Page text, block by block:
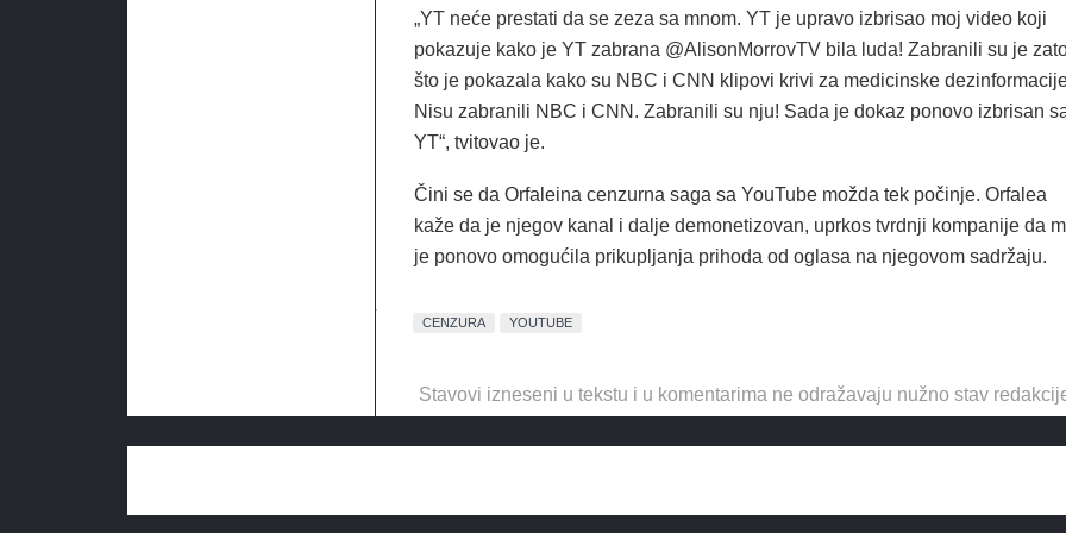
„YT neće prestati da se zeza sa mnom. YT je upravo izbrisao moj video koji
pokazuje kako je YT zabrana @AlisonMorrovTV bila luda! Zabranili su je
što je pokazala kako su NBC i CNN klipovi krivi za medicinske
Nisu zabranili NBC i CNN. Zabranili su nju! Sada je dokaz ponovo izbrisan
YT“, tvitovao je.
Čini se da Orfaleina cenzurna saga sa YouTube možda tek počinje. Orfalea
kaže da je njegov kanal i dalje demonetizovan, uprkos tvrdnji kompanije da
je ponovo omogućila prikupljanja prihoda od oglasa na njegovom sadržaju.
CENZURA YOUTUBE
Stavovi izneseni u tekstu i u komentarima ne odražavaju nužno stav